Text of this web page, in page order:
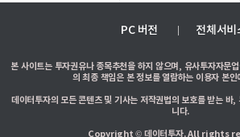
PC 버전 전체서비
본 사이트는 투자권유나 종목추천을 하지 않으며, 유사투자자문
의 최종 책임은 본 정보를 열람하는 이용자 본인
데이터투자의 모든 콘텐츠 및 기사는 저작권법의 보호를 받는 바
니다.
Copyright © 데이터투자. All rights